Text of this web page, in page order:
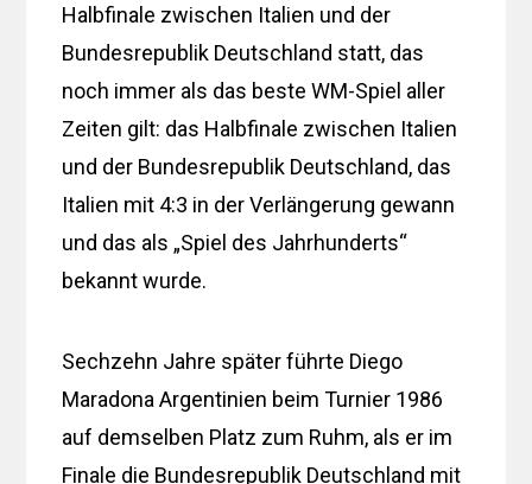
Halbfinale zwischen Italien und der
Bundesrepublik Deutschland statt, das
noch immer als das beste WM-Spiel aller
Zeiten gilt: das Halbfinale zwischen Italien
und der Bundesrepublik Deutschland, das
Italien mit 4:3 in der Verlängerung gewann
und das als „Spiel des Jahrhunderts“
bekannt wurde.
Sechzehn Jahre später führte Diego
Maradona Argentinien beim Turnier 1986
auf demselben Platz zum Ruhm, als er im
Finale die Bundesrepublik Deutschland mit